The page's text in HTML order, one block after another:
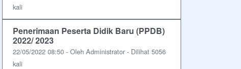
kali
Penerimaan Peserta Didik Baru (PPDB)
2022/ 2023
22/05/2022 08:50 - Oleh Administrator - Dilihat 5056
kali